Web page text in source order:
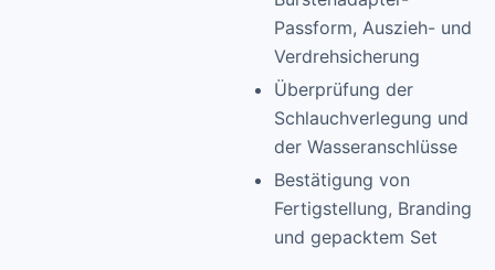
Passform, Auszieh- und
Verdrehsicherung
Überprüfung der
Schlauchverlegung und
der Wasseranschlüsse
Bestätigung von
Fertigstellung, Branding
und gepacktem Set